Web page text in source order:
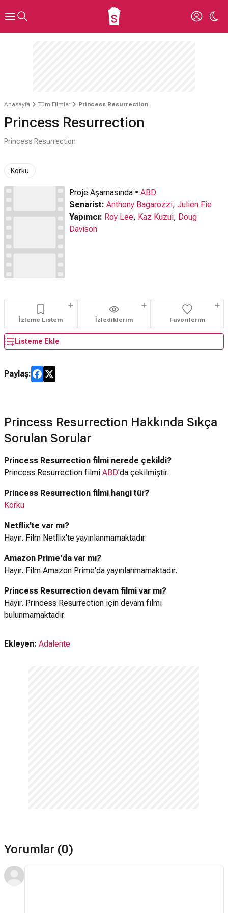
Anasayfa Tüm Filmler Princess Resurrection
Princess Resurrection
Princess Resurrection
Korku
Proje Aşamasında • ABD
Senarist: Anthony Bagarozzi, Julien Fie
Yapımcı: Roy Lee, Kaz Kuzui, Doug
Davison
İzleme Listem İzlediklerim Favorilerim
Listeme Ekle
Paylaş:
Princess Resurrection Hakkında Sıkça
Sorulan Sorular
Princess Resurrection filmi nerede çekildi?
Princess Resurrection filmi ABD'da çekilmiştir.
Princess Resurrection filmi hangi tür?
Korku
Netflix'te var mı?
Hayır. Film Netflix'te yayınlanmamaktadır.
Amazon Prime'da var mı?
Hayır. Film Amazon Prime'da yayınlanmamaktadır.
Princess Resurrection devam filmi var mı?
Hayır. Princess Resurrection için devam filmi
bulunmamaktadır.
Ekleyen: Adalente
Yorumlar (0)